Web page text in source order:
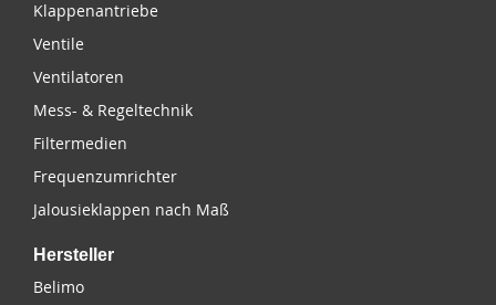
Klappenantriebe
Ventile
Ventilatoren
Mess- & Regeltechnik
Filtermedien
Frequenzumrichter
Jalousieklappen nach Maß
Hersteller
Belimo